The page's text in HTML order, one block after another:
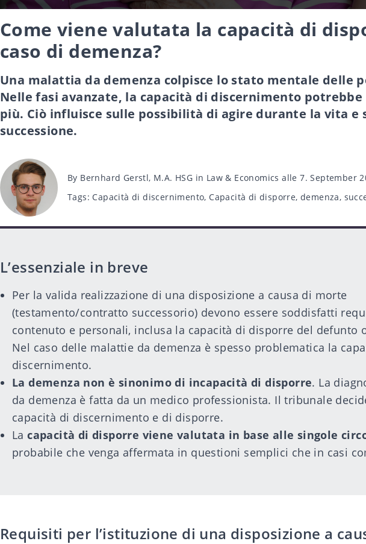
Come viene valutata la capacità di
caso di demenza?
Una malattia da demenza colpisce lo stato mentale delle
Nelle fasi avanzate, la capacità di discernimento potrebbe
più. Ciò influisce sulle possibilità di agire durante la vita e
successione.
Post
By Bernhard Gerstl, M.A. HSG in Law & Economics alle 7. September
Tags
Tags: Capacità di discernimento, Capacità di disporre,demenza,
L’essenziale in breve
Per la valida realizzazione di una disposizione a causa di morte
(testamento/contratto successorio) devono essere soddisfatti
contenuto e personali, inclusa la capacità di disporre del defunto
Nel caso delle malattie da demenza è spesso problematica la
discernimento.
La demenza non è sinonimo di incapacità di disporre. La
da demenza è fatta da un medico professionista. Il tribunale
capacità di discernimento e di disporre.
Lacapacità di disporre viene valutata in base alle singole
probabile che venga affermata in questioni semplici che in casi
Requisiti per l’istituzione di una disposizione a